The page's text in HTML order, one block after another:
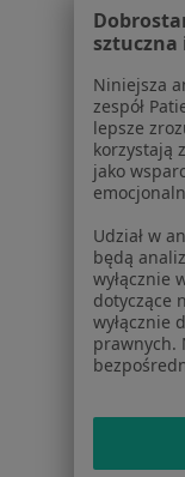
Dla
Niniejsza
zespół
lepsze
korzystają
jako
Udział w
będą
wyłącznie
dotyczące
wyłącznie
prawnych.